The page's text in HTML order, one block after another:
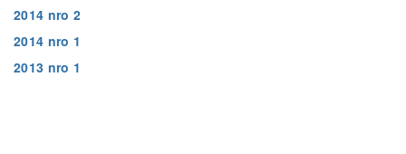
2014 nro 2
2014 nro 1
2013 nro 1